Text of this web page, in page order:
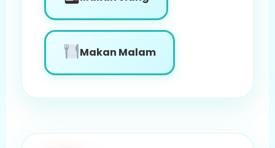
Makan Malam